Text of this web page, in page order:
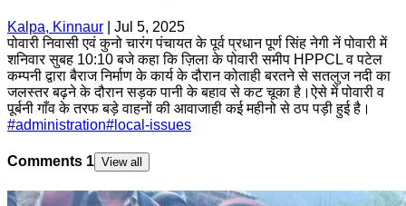
Kalpa, Kinnaur
Jul 5, 2025
पोवारी निवासी एवं कुनो चारंग पंचायत के पूर्व प्रधान पूर्ण सिंह नेगी नें पोवारी में
शनिवार सुबह 10:10 बजे कहा कि ज़िला के पोवारी समीप HPPCL व पटेल
कम्पनी द्वारा बैराज निर्माण के कार्य के दौरान कोताही बरतने से सतलुज नदी का
जलस्तर बढ़ने के दौरान सड़क पानी के बहाव से कट चूका है।ऐसे में पोवारी व
पूर्बनी गाँव के तरफ बड़े वाहनों की आवाजाही कई महीनो से ठप पड़ी हुई है।
#administration# local-issues
Comments 1 View all